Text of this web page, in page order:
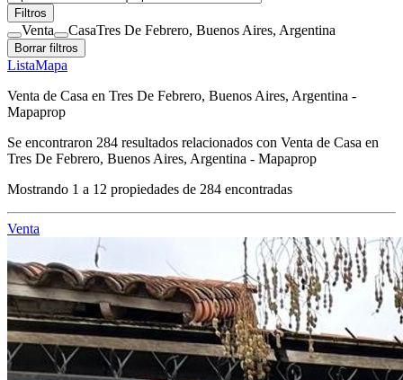
Filtros
Venta CasaTres De Febrero, Buenos Aires, Argentina
Borrar filtros
ListaMapa
Venta de Casa en Tres De Febrero, Buenos Aires, Argentina -
Mapaprop
Se encontraron 284 resultados relacionados con Venta de Casa en
Tres De Febrero, Buenos Aires, Argentina - Mapaprop
Mostrando 1 a 12 propiedades de 284 encontradas
Venta